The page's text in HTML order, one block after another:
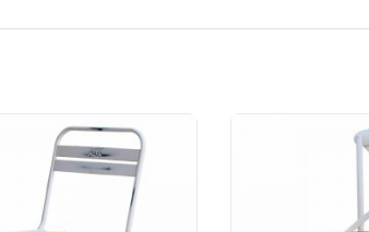
архитекторов и дизайнеров интерьера
и экспорт мебели
образцы индийской мебели
магазины и розничные сети